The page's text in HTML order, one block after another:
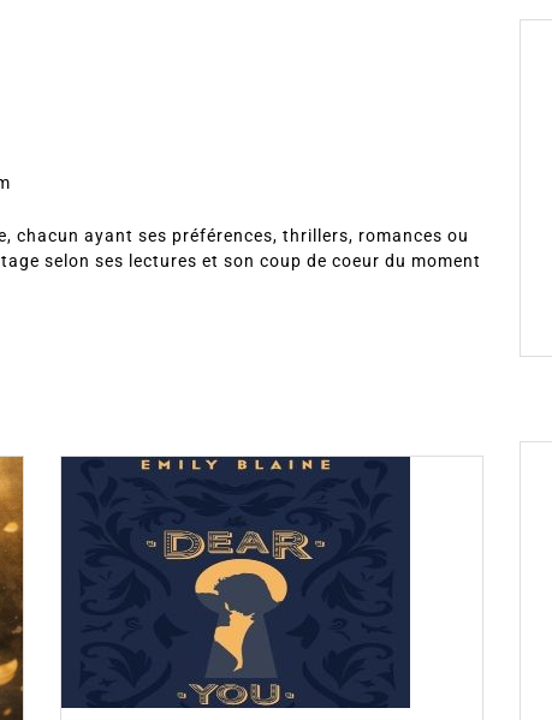
chacun ayant ses préférences, thrillers, romances ou
selon ses lectures et son coup de coeur du moment